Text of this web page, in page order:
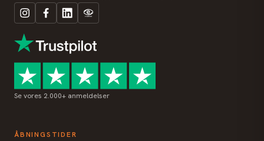
Se vores 2.000+ anmeldelser
ÅBNINGSTIDER